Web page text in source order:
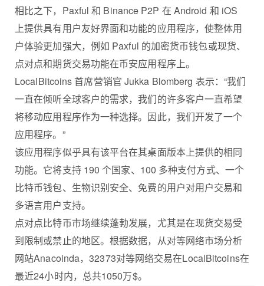
相比之下，Paxful 和 Binance P2P 在 Android 和 iOS
上提供具有用户友好界面和功能的应用程序，使整体用
户体验更加强大，例如 Paxful 的加密货币钱包或现货、
点对点和期货交易功能在币安应用程序上。
LocalBitcoins 首席营销官 Jukka Blomberg 表示：“我们
一直在倾听全球客户的需求，我们的许多客户一直希望
将移动应用程序作为一种选择。因此，我们开发了一个
应用程序。”
该应用程序似乎具有该平台在其桌面版本上提供的相同
功能。它将支持 190 个国家、100 多种支付方式、一个
比特币钱包、生物识别安全、免费的用户对用户交易和
多语言用户支持。
点对点比特币市场继续蓬勃发展，尤其是在现货交易受
到限制或禁止的地区。根据数据，从对等网络市场分析
网站Anacoinda，32373对等网络交易在LocalBitcoins在
最近24小时内，总共1050万$。